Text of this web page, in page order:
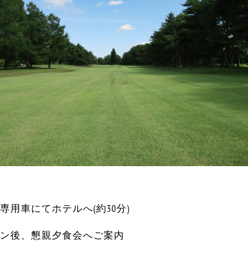
用車にてホテルへ(約30分)
後、懇親夕食会へご案内